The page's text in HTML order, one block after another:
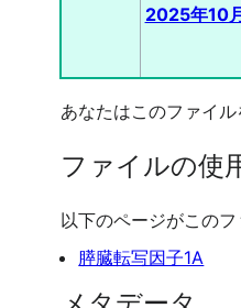
2025年10
あなたはこのファイル
ファイルの使
以下のページがこの
膵臓転写因子1A